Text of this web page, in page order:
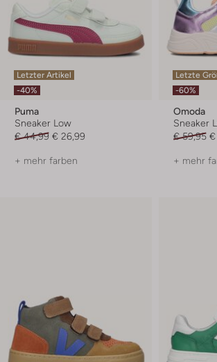
Letzter Artikel
-40%
Puma
Sneaker Low
€ 44,99 € 26,99
+ mehr farben
Letzte
-60%
Omoda
Sneaker
€ 59,95 €
+ mehr